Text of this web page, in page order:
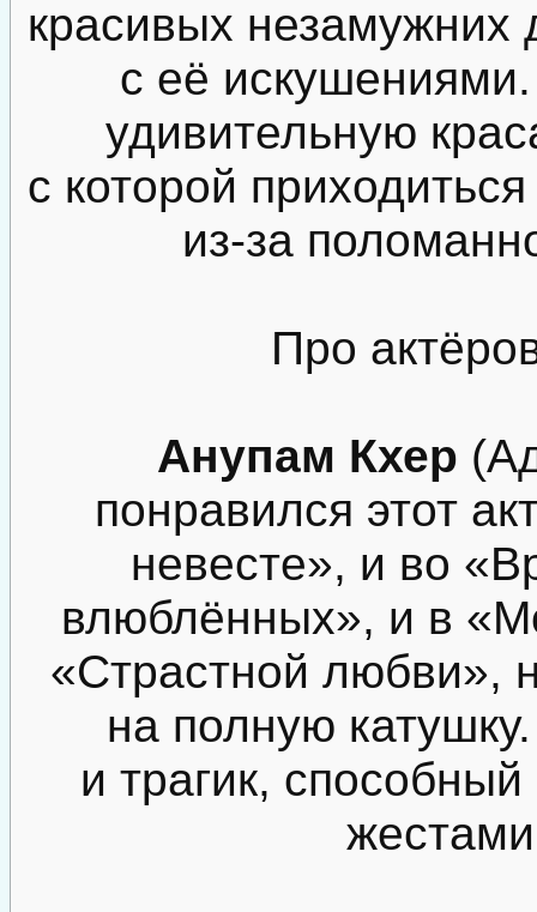
красивых незамужних
с её
удивительную
с которой
из-за
Про
Анупам Кхер
понравился этот
невесте», и во
влюблённых», и в
«Страстной любви»,
на полную
и трагик,